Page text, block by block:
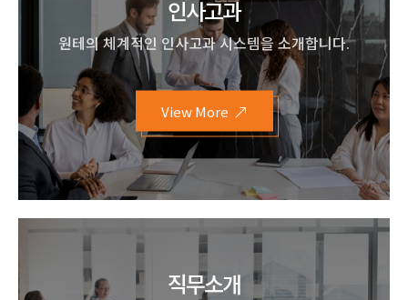
인사고과
원테의 체계적인 인사고과 시스템을 소개합니다.
View More
직무소개